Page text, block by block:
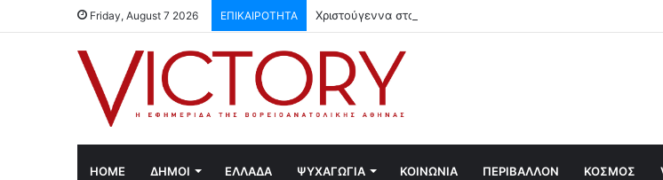
Friday, August 7 2026 ΕΠΙΚΑΙΡΟΤΗΤΑ Χριστούγεννα στο Χαλάνδρι- Ολες οι εκδηλώσεις του Δήμου
HOME ΔΗΜΟΙ ΕΛΛΑΔΑ ΨΥΧΑΓΩΓΙΑ ΚΟΙΝΩΝΙΑ ΠΕΡΙΒΑΛΛΟΝ ΚΟΣΜΟΣ